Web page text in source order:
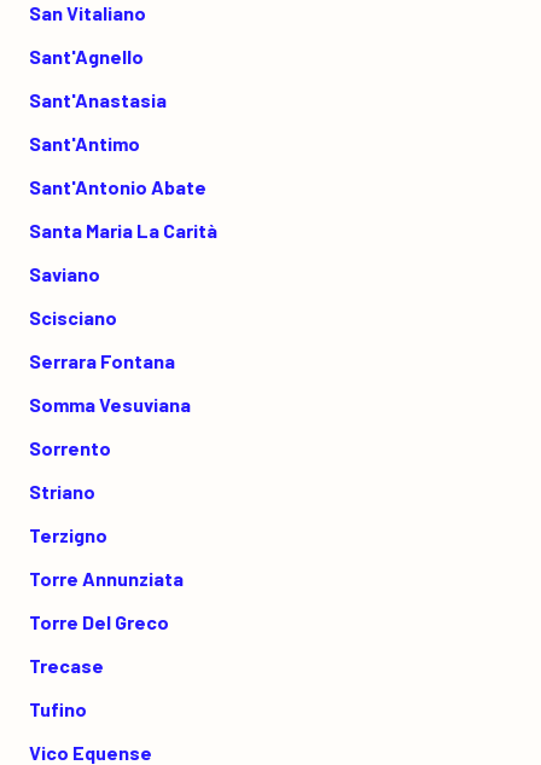
San Vitaliano
Sant'Agnello
Sant'Anastasia
Sant'Antimo
Sant'Antonio Abate
Santa Maria La Carità
Saviano
Scisciano
Serrara Fontana
Somma Vesuviana
Sorrento
Striano
Terzigno
Torre Annunziata
Torre Del Greco
Trecase
Tufino
Vico Equense